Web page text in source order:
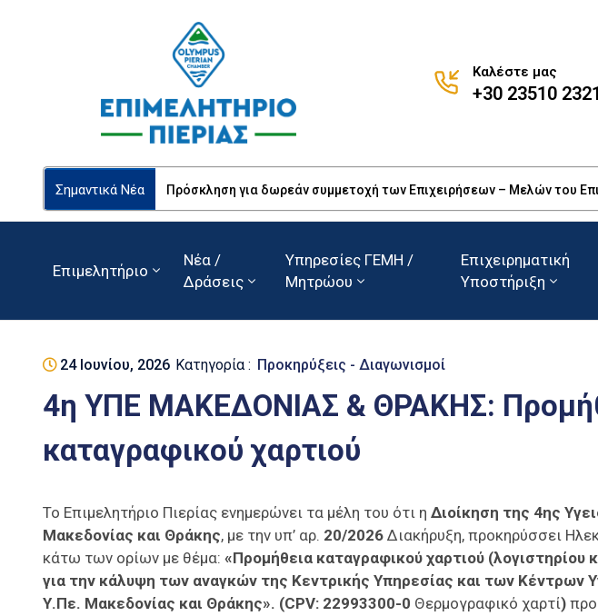
Καλέστε μας
+30 23510
Σημαντικά Νέα Πρόσκληση για δωρεάν συμμετοχή των Επιχειρήσεων – Μελών του
Επιμελητήριο
Νέα /
Δράσεις
Υπηρεσίες ΓΕΜΗ /
Μητρώου
Επιχειρηματική
Υποστήριξη
24 Ιουνίου, 2026 Κατηγορία : Προκηρύξεις - Διαγωνισμοί
4η ΥΠΕ ΜΑΚΕΔΟΝΙΑΣ & ΘΡΑΚΗΣ:
καταγραφικού χαρτιού
Το Επιμελητήριο Πιερίας ενημερώνει τα μέλη του ότι η Διοίκηση της 4ης
Μακεδονίας και Θράκης, με την υπ’ αρ. 20/2026 Διακήρυξη, προκηρύσσει
κάτω των ορίων με θέμα: «Προμήθεια καταγραφικού χαρτιού (λογιστηρίου
για την κάλυψη των αναγκών της Κεντρικής Υπηρεσίας και των Κέντρων
Υ.Πε. Μακεδονίας και Θράκης». (CPV: 22993300-0 Θερμογραφικό χαρτί)